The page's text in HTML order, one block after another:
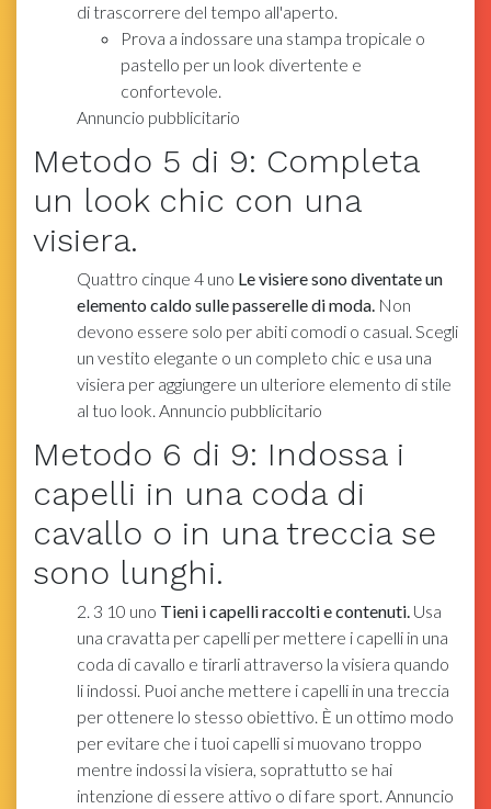
di trascorrere del tempo all'aperto.
Prova a indossare una stampa tropicale o
pastello per un look divertente e
confortevole.
Annuncio pubblicitario
Metodo 5 di 9: Completa
un look chic con una
visiera.
Quattro cinque 4 uno Le visiere sono diventate un
elemento caldo sulle passerelle di moda. Non
devono essere solo per abiti comodi o casual. Scegli
un vestito elegante o un completo chic e usa una
visiera per aggiungere un ulteriore elemento di stile
al tuo look. Annuncio pubblicitario
Metodo 6 di 9: Indossa i
capelli in una coda di
cavallo o in una treccia se
sono lunghi.
2. 3 10 uno Tieni i capelli raccolti e contenuti. Usa
una cravatta per capelli per mettere i capelli in una
coda di cavallo e tirarli attraverso la visiera quando
li indossi. Puoi anche mettere i capelli in una treccia
per ottenere lo stesso obiettivo. È un ottimo modo
per evitare che i tuoi capelli si muovano troppo
mentre indossi la visiera, soprattutto se hai
intenzione di essere attivo o di fare sport. Annuncio